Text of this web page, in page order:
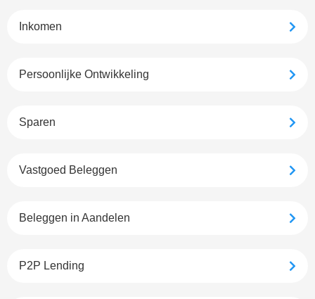
Inkomen
Persoonlijke Ontwikkeling
Sparen
Vastgoed Beleggen
Beleggen in Aandelen
P2P Lending